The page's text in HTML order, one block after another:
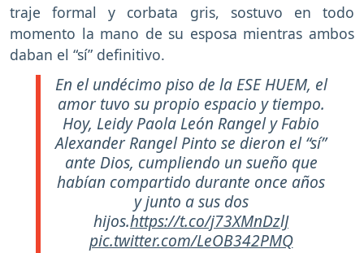
traje formal y corbata gris, sostuvo en todo
momento la mano de su esposa mientras ambos
daban el “sí” definitivo.
En el undécimo piso de la ESE HUEM, el
amor tuvo su propio espacio y tiempo.
Hoy, Leidy Paola León Rangel y Fabio
Alexander Rangel Pinto se dieron el “sí”
ante Dios, cumpliendo un sueño que
habían compartido durante once años
y junto a sus dos
hijos.https://t.co/j73XMnDzlJ
pic.twitter.com/LeOB342PMQ